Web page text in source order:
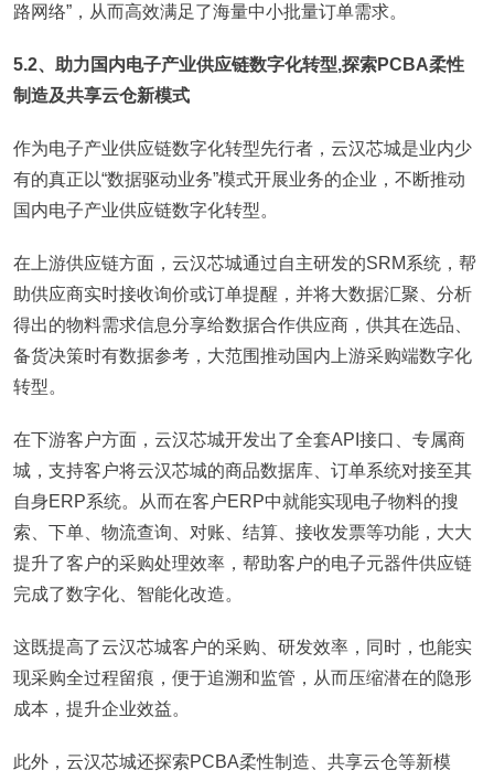
路网络”，从而高效满足了海量中小批量订单需求。
5.2、助力国内电子产业供应链数字化转型,探索PCBA柔性
制造及共享云仓新模式
作为电子产业供应链数字化转型先行者，云汉芯城是业内少
有的真正以“数据驱动业务”模式开展业务的企业，不断推动
国内电子产业供应链数字化转型。
在上游供应链方面，云汉芯城通过自主研发的SRM系统，帮
助供应商实时接收询价或订单提醒，并将大数据汇聚、分析
得出的物料需求信息分享给数据合作供应商，供其在选品、
备货决策时有数据参考，大范围推动国内上游采购端数字化
转型。
在下游客户方面，云汉芯城开发出了全套API接口、专属商
城，支持客户将云汉芯城的商品数据库、订单系统对接至其
自身ERP系统。从而在客户ERP中就能实现电子物料的搜
索、下单、物流查询、对账、结算、接收发票等功能，大大
提升了客户的采购处理效率，帮助客户的电子元器件供应链
完成了数字化、智能化改造。
这既提高了云汉芯城客户的采购、研发效率，同时，也能实
现采购全过程留痕，便于追溯和监管，从而压缩潜在的隐形
成本，提升企业效益。
此外，云汉芯城还探索PCBA柔性制造、共享云仓等新模